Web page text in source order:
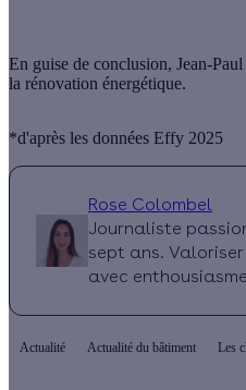
En guise de conclusion, Jean-
la rénovation énergétique.
*d'après les données Effy 2025
Rose Colombel
Journaliste
sept ans.
avec
Actualité Actualité du bâtiment Les